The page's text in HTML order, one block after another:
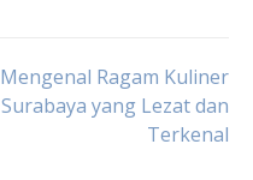
Mengenal Ragam Kuliner
Surabaya yang Lezat dan
Terkenal